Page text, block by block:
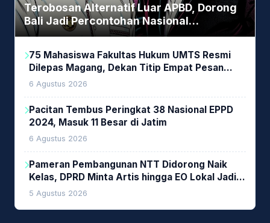
Terobosan Alternatif Luar APBD, Dorong
Bali Jadi Percontohan Nasional
Pembiayaan Daerah
75 Mahasiswa Fakultas Hukum UMTS Resmi
Dilepas Magang, Dekan Titip Empat Pesan
Penting
6 Agustus 2026
Pacitan Tembus Peringkat 38 Nasional EPPD
2024, Masuk 11 Besar di Jatim
6 Agustus 2026
Pameran Pembangunan NTT Didorong Naik
Kelas, DPRD Minta Artis hingga EO Lokal Jadi
Prioritas
5 Agustus 2026